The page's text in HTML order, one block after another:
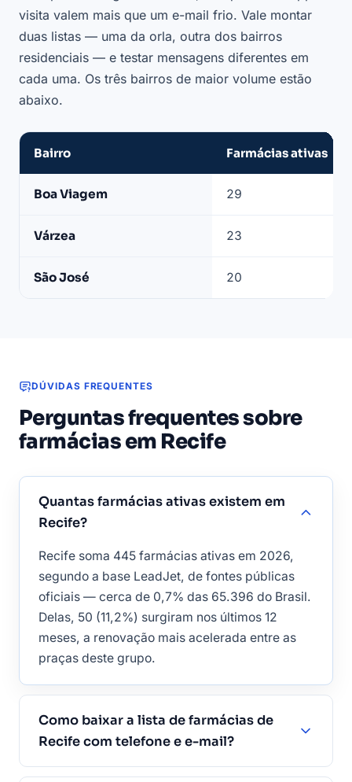
visita valem mais que um e-mail frio. Vale montar
duas listas — uma da orla, outra dos bairros
residenciais — e testar mensagens diferentes em
cada uma. Os três bairros de maior volume estão
abaixo.
com
farmácias
em
Bairro Farmácias ativas
Boa Viagem 29
Várzea 23
São José 20
DÚVIDAS FREQUENTES
Perguntas frequentes sobre
farmácias em Recife
Quantas farmácias ativas existem em
Recife?
Recife soma 445 farmácias ativas em 2026,
segundo a base LeadJet, de fontes públicas
oficiais — cerca de 0,7% das 65.396 do Brasil.
Delas, 50 (11,2%) surgiram nos últimos 12
meses, a renovação mais acelerada entre as
praças deste grupo.
Como baixar a lista de farmácias de
Recife com telefone e e-mail?